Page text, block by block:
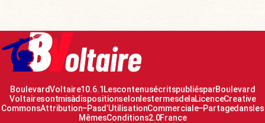
Boulevard Voltaire 10.6.1 Les contenus écrits publiés par Boulevard
Voltaire sont mis à disposition selon les termes de la Licence Creative
Commons Attribution – Pas d’Utilisation Commerciale – Partage dans les
Mêmes Conditions 2.0 France